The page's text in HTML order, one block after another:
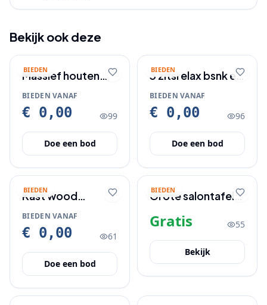
Bekijk ook deze
BIEDEN
Massief houten
salontafel,
koloniaal/oosters
BIEDEN VANAF
€ 0,00 99
Doe een bod
BIEDEN
3 zitsrelax bsnk en
2 zits bank
BIEDEN VANAF
€ 0,00 96
Doe een bod
BIEDEN
Kast wood
essentials
BIEDEN VANAF
€ 0,00 61
Doe een bod
BIEDEN
Grote salontafel,
modern
Gratis 55
Bekijk